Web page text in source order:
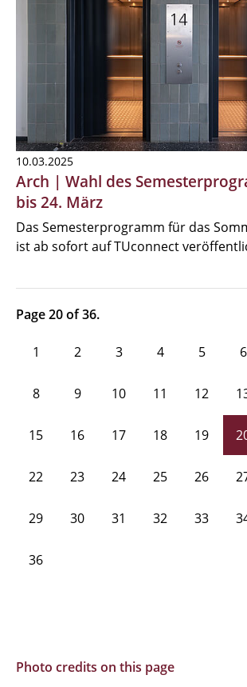
10.03.2025
Arch | Wahl des
bis 24. März
Das Semesterprogramm für das
ist ab sofort auf TUconnect
Page 20 of 36.
1 2 3 4 5 6
8 9 10 11 12
15 16 17 18 19
22 23 24 25 26
29 30 31 32 33
36
Photo credits on this page